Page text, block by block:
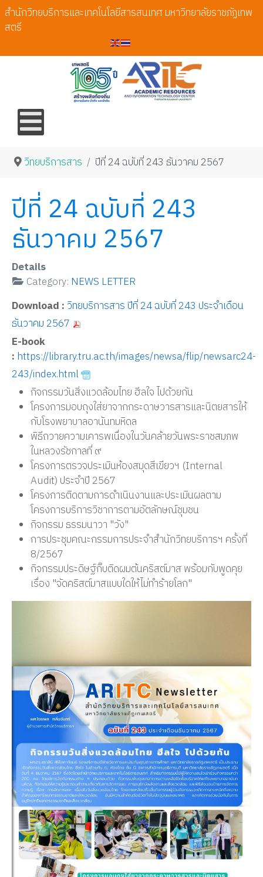
สำนักวิทยบริการและเทคโนโลยีสารสนเทศ มหาวิทยาลัยราชภัฏเทพ
สตรี
วิทยบริการสาร ปีที่ 24 ฉบับที่ 243 ธันวาคม 2567
ปีที่ 24 ฉบับที่ 243
ธันวาคม 2567
Details
Category: NEWS LETTER
Download : วิทยบริการสาร ปีที่ 24 ฉบับที่ 243 ประจำเดือน
ธันวาคม 2567
E-book
: https://library.tru.ac.th/images/newsa/flip/newsarc24-
243/index.html
กิจกรรมวันสิ่งแวดล้อมไทย ฮีลใจ ไปด้วยกัน
โครงการมอบถุงใส่ยาจากกระดาษวารสารและนิตยสารให้
กับโรงพยาบาลอานันทมหิดล
พิธีถวายความเคารพเนื่องในวันคล้ายวันพระราชสมภพ
ในหลวงรัชกาลที่ ๙
โครงการตรวจประเมินห้องสมุดสีเขียวฯ (Internal
Audit) ประจำปี 2567
โครงการติดตามการดำเนินงานและประเมินผลตาม
โครงการบริการวิชาการตามอัตลักษณ์ชุมชน
กิจกรรม ธรรมนาวา "วัง"
การประชุมคณะกรรมการประจำสำนักวิทยบริการฯ ครั้งที่
8/2567
กิจกรรมประดิษฐ์กิ๊บติดผมต้นคริสต์มาส พร้อมกับพูดคุย
เรื่อง "จัดคริสต์มาสแบบใดให้ไม่ทำร้ายโลก"